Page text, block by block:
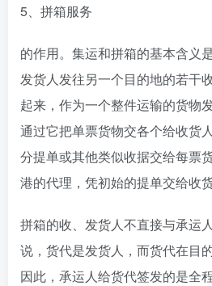
5、拼箱服务
的作用。集运和拼箱的基本含义
发货人发往另一个目的地的若干
起来，作为一个整件运输的货物
通过它把单票货物交各个给收货
分提单或其他类似收据交给每票
港的代理，凭初始的提单交给收货
拼箱的收、发货人不直接与承运
说，货代是发货人，而货代在目
因此，承运人给货代签发的是全